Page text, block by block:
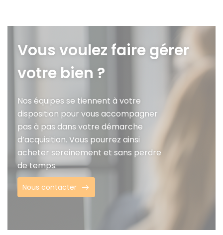
Vous voulez faire gérer
votre bien ?
Nos équipes se tiennent à votre
disposition pour vous accompagner
pas à pas dans votre démarche
d’acquisition. Vous pourrez ainsi
acheter sereinement et sans perdre
de temps.
Nous contacter